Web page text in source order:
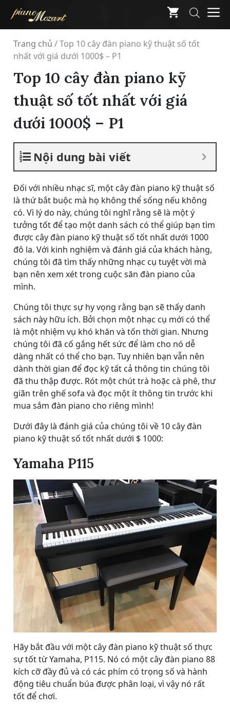
content
Trang chủ /Top 10 cây đàn piano kỹ thuật số tốt
nhất với giá dưới 1000$ – P1
Top 10 cây đàn piano kỹ
thuật số tốt nhất với giá
dưới 1000$ – P1
Nội dung bài viết
Đối với nhiều nhạc sĩ, một cây đàn piano kỹ thuật số
là thứ bắt buộc mà họ không thể sống nếu không
có. Vì lý do này, chúng tôi nghĩ rằng sẽ là một ý
tưởng tốt để tạo một danh sách có thể giúp bạn tìm
được cây đàn piano kỹ thuật số tốt nhất dưới 1000
đô la. Với kinh nghiệm và đánh giá của khách hàng,
chúng tôi đã tìm thấy những nhạc cụ tuyệt vời mà
bạn nên xem xét trong cuộc săn đàn piano của
mình.
Chúng tôi thực sự hy vọng rằng bạn sẽ thấy danh
sách này hữu ích. Bởi chọn một nhạc cụ mới có thể
là một nhiệm vụ khó khăn và tốn thời gian. Nhưng
chúng tôi đã cố gắng hết sức để làm cho nó dễ
dàng nhất có thể cho bạn. Tuy nhiên bạn vẫn nên
dành thời gian để đọc kỹ tất cả thông tin chúng tôi
đã thu thập được. Rót một chút trà hoặc cà phê, thư
giãn trên ghế sofa và đọc một ít thông tin trước khi
mua sắm đàn piano cho riêng mình!
Dưới đây là đánh giá của chúng tôi về 10 cây đàn
piano kỹ thuật số tốt nhất dưới $ 1000:
Yamaha P115
Hãy bắt đầu với một cây đàn piano kỹ thuật số thực
sự tốt từ Yamaha, P115. Nó có một cây đàn piano 88
kích cỡ đầy đủ và có các phím có trọng số và hành
động tiêu chuẩn búa được phân loại, vì vậy nó rất
tốt để chơi.